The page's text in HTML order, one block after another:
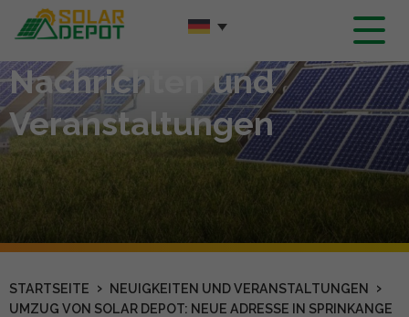
Hauptinhalt
Nachrichten und
Veranstaltungen
STARTSEITE › NEUIGKEITEN UND VERANSTALTUNGEN ›
UMZUG VON SOLAR DEPOT: NEUE ADRESSE IN SPRINKANGE